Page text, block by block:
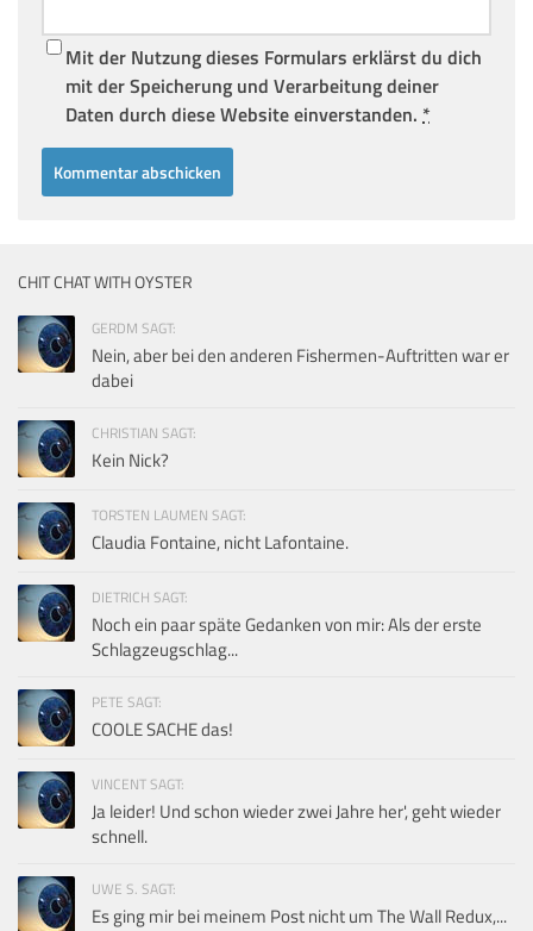
Mit der Nutzung dieses Formulars erklärst du dich
mit der Speicherung und Verarbeitung deiner
Daten durch diese Website einverstanden. *
CHIT CHAT WITH OYSTER
GERDM SAGT:
Nein, aber bei den anderen Fishermen-Auftritten war er
dabei
CHRISTIAN SAGT:
Kein Nick?
TORSTEN LAUMEN SAGT:
Claudia Fontaine, nicht Lafontaine.
DIETRICH SAGT:
Noch ein paar späte Gedanken von mir: Als der erste
Schlagzeugschlag...
PETE SAGT:
COOLE SACHE das!
VINCENT SAGT:
Ja leider! Und schon wieder zwei Jahre her', geht wieder
schnell.
UWE S. SAGT:
Es ging mir bei meinem Post nicht um The Wall Redux,...